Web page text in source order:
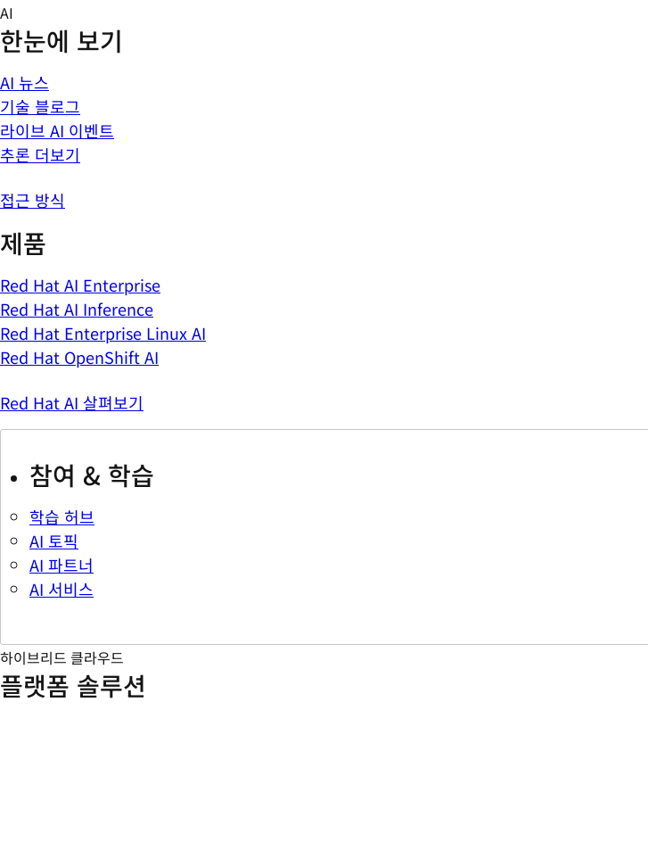
Skip
to
content
AI
한눈에 보기
AI 뉴스
기술 블로그
라이브 AI 이벤트
추론 더보기
접근 방식
제품
Red Hat AI Enterprise
Red Hat AI Inference
Red Hat Enterprise Linux AI
Red Hat OpenShift AI
Red Hat AI 살펴보기
참여 & 학습
학습 허브
AI 토픽
AI 파트너
AI 서비스
하이브리드 클라우드
플랫폼 솔루션